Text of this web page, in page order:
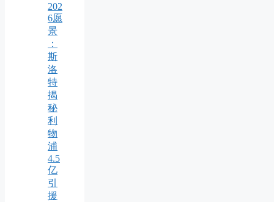
202
6愿
景
：
斯
洛
特
揭
秘
利
物
浦
4.5
亿
引
援